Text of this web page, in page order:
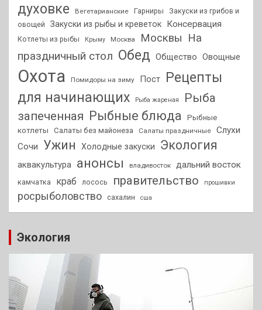
духовке
Вегетарианские Гарниры
Закуски из грибов и
овощей
Закуски из рыбы и креветок Консервация
Котлеты из рыбы Крыму Москва Москвы На
праздничный стол Обед Общество Овощные
Охота Помидоры на зиму Пост
Рецепты
для начинающих
Рыба жареная
Рыба
запеченная Рыбные блюда
Рыбные
котлеты
Салаты без майонеза Салаты праздничные
Слухи
Сочи
Ужин Холодные закуски Экология
аквакультура анонсы владивосток дальний восток
камчатка краб лосось правительство прошивки
росрыболовство сахалин сша
Экология